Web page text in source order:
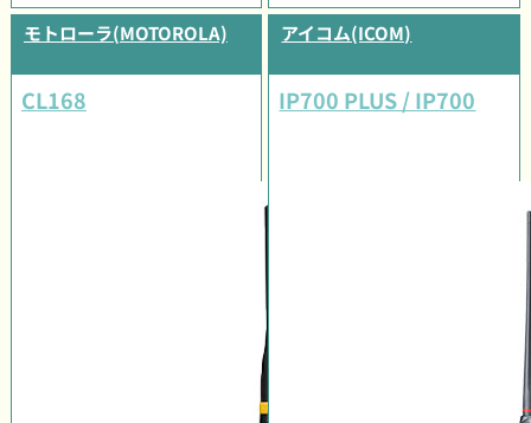
モトローラ(MOTOROLA)
CL168
アイコム(ICOM)
IP700 PLUS / IP700